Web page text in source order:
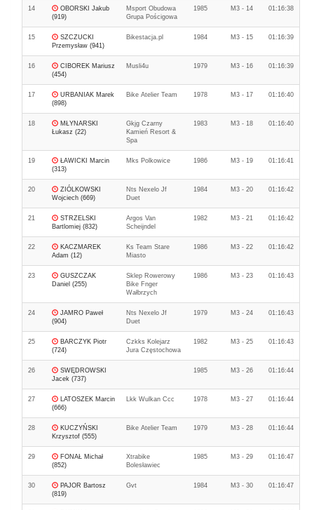
14
OBORSKI Jakub
(919)
Msport Obudowa
Grupa Pościgowa
1985 M3 - 14 01:16:38
15
SZCZUCKI
Przemysław (941)
Bikestacja.pl 1984 M3 - 15 01:16:39
16
CIBOREK Mariusz
(454)
Musli4u 1979 M3 - 16 01:16:39
17
URBANIAK Marek
(898)
Bike Atelier Team 1978 M3 - 17 01:16:40
18
MŁYNARSKI
Łukasz (22)
Gkjg Czarny
Kamień Resort &
Spa
1983 M3 - 18 01:16:40
19
ŁAWICKI Marcin
(313)
Mks Polkowice 1986 M3 - 19 01:16:41
20
ZIÓLKOWSKI
Wojciech (669)
Nts Nexelo Jf
Duet
1984 M3 - 20 01:16:42
21
STRZELSKI
Bartlomiej (832)
Argos Van
Scheijndel
1982 M3 - 21 01:16:42
22
KACZMAREK
Adam (12)
Ks Team Stare
Miasto
1986 M3 - 22 01:16:42
23
GUSZCZAK
Daniel (255)
Sklep Rowerowy
Bike Fnger
Wałbrzych
1986 M3 - 23 01:16:43
24
JAMRO Paweł
(904)
Nts Nexelo Jf
Duet
1979 M3 - 24 01:16:43
25
BARCZYK Piotr
(724)
Czkks Kolejarz
Jura Częstochowa
1982 M3 - 25 01:16:43
26
SWĘDROWSKI
Jacek (737)
1985 M3 - 26 01:16:44
27
LATOSZEK Marcin
(666)
Lkk Wulkan Ccc 1978 M3 - 27 01:16:44
28
KUCZYŃSKI
Krzysztof (555)
Bike Atelier Team 1979 M3 - 28 01:16:44
29
FONAŁ Michał
(852)
Xtrabike
Bolesławiec
1985 M3 - 29 01:16:47
30
PAJOR Bartosz
(819)
Gvt 1984 M3 - 30 01:16:47